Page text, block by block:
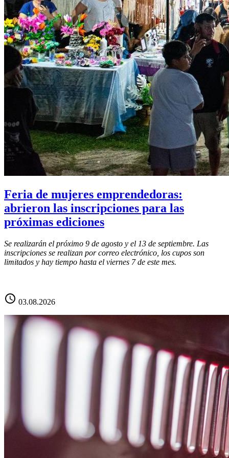
Feria de mujeres emprendedoras:
abrieron las inscripciones para las
próximas ediciones
Se realizarán el próximo 9 de agosto y el 13 de septiembre. Las
inscripciones se realizan por correo electrónico, los cupos son
limitados y hay tiempo hasta el viernes 7 de este mes.
schedule 03.08.2026